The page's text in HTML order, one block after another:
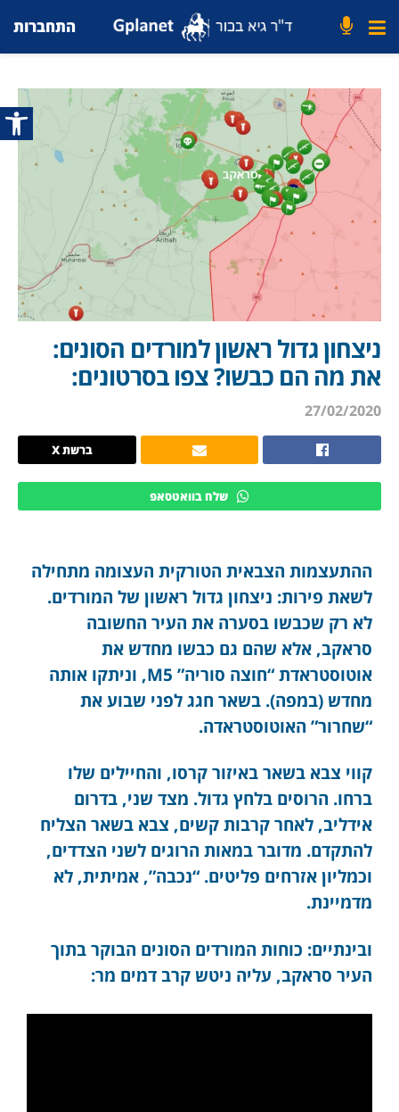
פתח
התחברות
ניצחון גדול ראשון למורדים הסונים:
את מה הם כבשו? צפו בסרטונים:
27/02/2020
ברשת X
שלח בוואטסאפ
ההתעצמות הצבאית הטורקית העצומה מתחילה
לשאת פירות: ניצחון גדול ראשון של המורדים.
לא רק שכבשו בסערה את העיר החשובה
סראקב, אלא שהם גם כבשו מחדש את
אוטוסטראדת “חוצה סוריה” M5, וניתקו אותה
מחדש (במפה). בשאר חגג לפני שבוע את
“שחרור” האוטוסטראדה.
קווי צבא בשאר באיזור קרסו, והחיילים שלו
ברחו. הרוסים בלחץ גדול. מצד שני, בדרום
אידליב, לאחר קרבות קשים, צבא בשאר הצליח
להתקדם. מדובר במאות הרוגים לשני הצדדים,
וכמליון אזרחים פליטים. “נכבה”, אמיתית, לא
מדמיינת.
ובינתיים: כוחות המורדים הסונים הבוקר בתוך
העיר סראקב, עליה ניטש קרב דמים מר: